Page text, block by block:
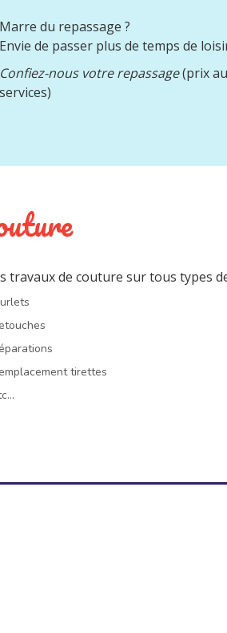
Marre du repassage ?
Envie de passer plus de temps de
Confiez-nous votre repassage(prix
services)
travaux de couture sur tous types
tirettes